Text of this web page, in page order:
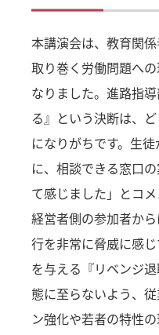
本講演会は、教育関
取り巻く労働問題へ
なりました。進路指
る』という決断は、
になりがちです。生
に、相談できる窓口
て感じました」とコ
経営者側の参加者か
行を非常に脅威に感
を与える『リベンジ
態に至らないよう、
ン強化や若者の特性